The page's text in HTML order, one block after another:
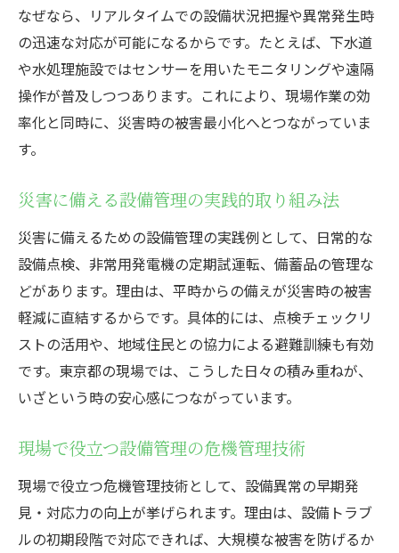
なぜなら、リアルタイムでの設備状況把握や異常発生時
の迅速な対応が可能になるからです。たとえば、下水道
や水処理施設ではセンサーを用いたモニタリングや遠隔
操作が普及しつつあります。これにより、現場作業の効
率化と同時に、災害時の被害最小化へとつながっていま
す。
災害に備える設備管理の実践的取り組み法
災害に備えるための設備管理の実践例として、日常的な
設備点検、非常用発電機の定期試運転、備蓄品の管理な
どがあります。理由は、平時からの備えが災害時の被害
軽減に直結するからです。具体的には、点検チェックリ
ストの活用や、地域住民との協力による避難訓練も有効
です。東京都の現場では、こうした日々の積み重ねが、
いざという時の安心感につながっています。
現場で役立つ設備管理の危機管理技術
現場で役立つ危機管理技術として、設備異常の早期発
見・対応力の向上が挙げられます。理由は、設備トラブ
ルの初期段階で対応できれば、大規模な被害を防げるか